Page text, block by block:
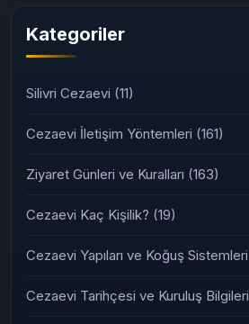
Kategoriler
Silivri Cezaevi (11)
Cezaevi İletişim Yöntemleri (161)
Ziyaret Günleri ve Kuralları (163)
Cezaevi Kaç Kişilik? (19)
Cezaevi Yapıları ve Koğuş Sistemleri
Cezaevi Tarihçesi ve Kuruluş Bilgileri